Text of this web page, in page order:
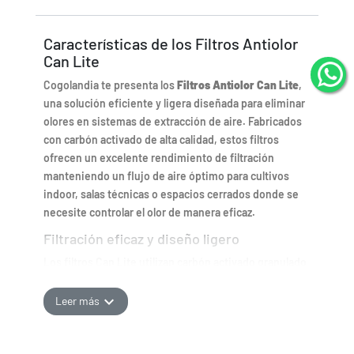
Características de los Filtros Antiolor
Can Lite
Cogolandia te presenta losFiltros Antiolor Can Lite,
una solución eficiente y ligera diseñada para eliminar
olores en sistemas de extracción de aire. Fabricados
con carbón activado de alta calidad, estos filtros
ofrecen un excelente rendimiento de filtración
manteniendo un flujo de aire óptimo para cultivos
indoor, salas técnicas o espacios cerrados donde se
necesite controlar el olor de manera eficaz.
Filtración eficaz y diseño ligero
los malos olores antes de que el aire sea expulsado al
exterior. Gracias a su estructura ligera y compacta,
Leer más expand_more